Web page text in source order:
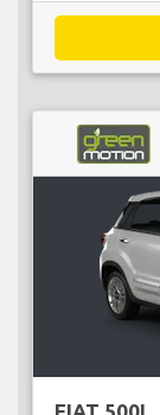
FIAT 500L